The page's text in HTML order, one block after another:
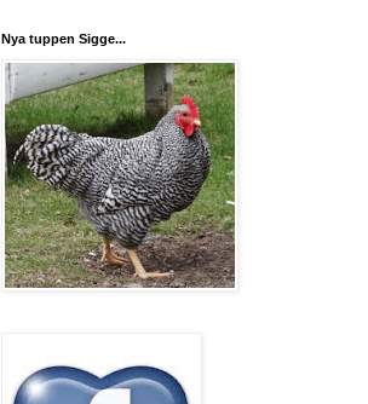
Nya tuppen Sigge...